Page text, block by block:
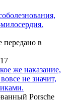
передано в
же наказание,
не значит,
Porsche